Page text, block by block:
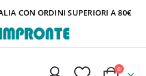
CON ORDINI SUPERIORI A 80€
0